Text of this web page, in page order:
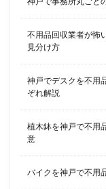
不用品回収業者が怖
見分け方
神戸でデスクを不用
ぞれ解説
植木鉢を神戸で不用
意
バイクを神戸で不用